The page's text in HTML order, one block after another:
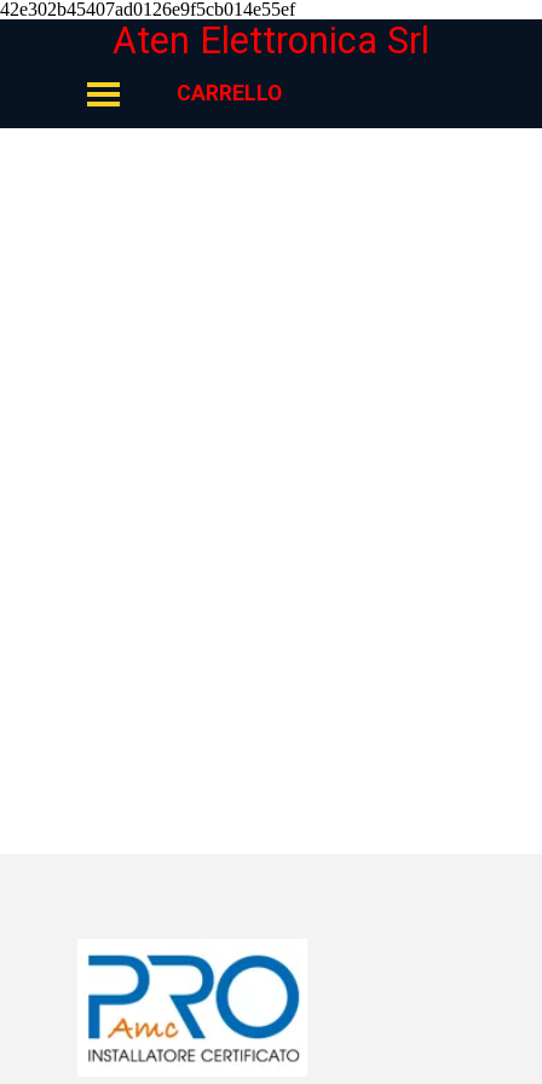
42e302b45407ad0126e9f5cb014e55ef
Aten Elettronica Srl
Salta menù
CARRELLO